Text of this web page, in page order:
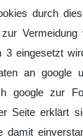
diesem Datum
diesem Datum
durch
Vermeidung
3 eingesetzt
an google
google zur
Seite erklärt
damit